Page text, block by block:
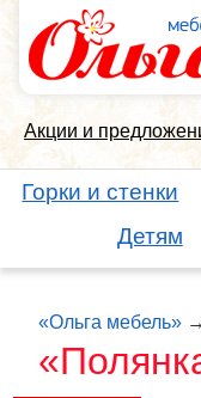
Акции и
Горки и стенки
Детям
«Ольга мебель» →